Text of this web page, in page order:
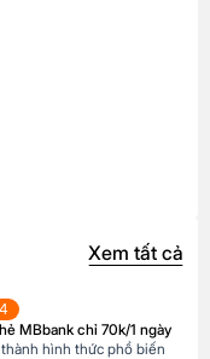
Xem tất cả
MBbank chỉ 70k/1 ngày
hình thức phổ biến